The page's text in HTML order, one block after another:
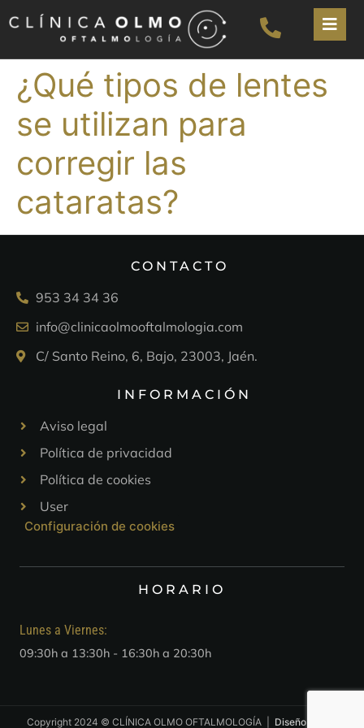
¿Qué tipos de lentes
se utilizan para
corregir las
cataratas?
CONTACTO
953 34 34 36
info@clinicaolmooftalmologia.com
C/ Santo Reino, 6, Bajo, 23003, Jaén.
INFORMACIÓN
Aviso legal
Política de privacidad
Política de cookies
User
Configuración de cookies
HORARIO
Lunes a Viernes:
09:30h a 13:30h - 16:30h a 20:30h
Copyright 2024 © CLÍNICA OLMO OFTALMOLOGÍA | Diseño web